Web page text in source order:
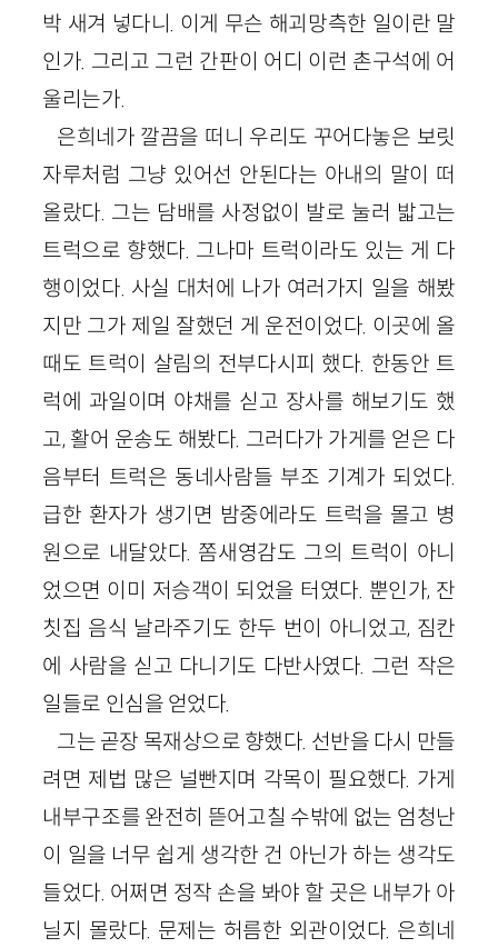
박 새겨 넣다니. 이게 무슨 해괴망측한 일이란 말
인가. 그리고 그런 간판이 어디 이런 촌구석에 어
울리는가.
은희네가 깔끔을 떠니 우리도 꾸어다놓은 보릿
자루처럼 그냥 있어선 안된다는 아내의 말이 떠
올랐다. 그는 담배를 사정없이 발로 눌러 밟고는
트럭으로 향했다. 그나마 트럭이라도 있는 게 다
행이었다. 사실 대처에 나가 여러가지 일을 해봤
지만 그가 제일 잘했던 게 운전이었다. 이곳에 올
때도 트럭이 살림의 전부다시피 했다. 한동안 트
럭에 과일이며 야채를 싣고 장사를 해보기도 했
고, 활어 운송도 해봤다. 그러다가 가게를 얻은 다
음부터 트럭은 동네사람들 부조 기계가 되었다.
급한 환자가 생기면 밤중에라도 트럭을 몰고 병
원으로 내달았다. 쫌새영감도 그의 트럭이 아니
었으면 이미 저승객이 되었을 터였다. 뿐인가, 잔
칫집 음식 날라주기도 한두 번이 아니었고, 짐칸
에 사람을 싣고 다니기도 다반사였다. 그런 작은
일들로 인심을 얻었다.
그는 곧장 목재상으로 향했다. 선반을 다시 만들
려면 제법 많은 널빤지며 각목이 필요했다. 가게
내부구조를 완전히 뜯어고칠 수밖에 없는 엄청난
이 일을 너무 쉽게 생각한 건 아닌가 하는 생각도
들었다. 어쩌면 정작 손을 봐야 할 곳은 내부가 아
닐지 몰랐다. 문제는 허름한 외관이었다. 은희네